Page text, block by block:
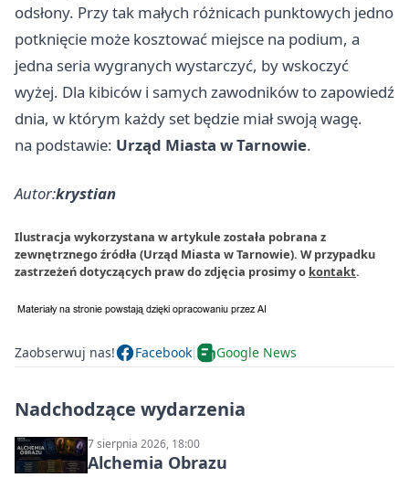
odsłony. Przy tak małych różnicach punktowych jedno
potknięcie może kosztować miejsce na podium, a
jedna seria wygranych wystarczyć, by wskoczyć
wyżej. Dla kibiców i samych zawodników to zapowiedź
dnia, w którym każdy set będzie miał swoją wagę.
na podstawie: Urząd Miasta w Tarnowie.
Autor:krystian
Ilustracja wykorzystana w artykule została pobrana z
zewnętrznego źródła (Urząd Miasta w Tarnowie). W przypadku
zastrzeżeń dotyczących praw do zdjęcia prosimy o kontakt.
Zaobserwuj nas! Facebook Google News
Nadchodzące wydarzenia
7 sierpnia 2026, 18:00
Alchemia Obrazu